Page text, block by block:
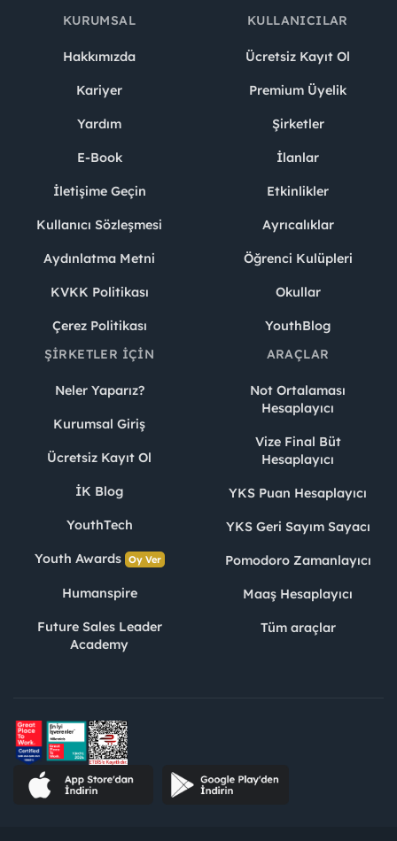
KURUMSAL
Hakkımızda
Kariyer
Yardım
E-Book
İletişime Geçin
Kullanıcı Sözleşmesi
Aydınlatma Metni
KVKK Politikası
Çerez Politikası
KULLANICILAR
Ücretsiz Kayıt Ol
Premium Üyelik
Şirketler
İlanlar
Etkinlikler
Ayrıcalıklar
Öğrenci Kulüpleri
Okullar
YouthBlog
ŞIRKETLER İÇIN
Neler Yaparız?
Kurumsal Giriş
Ücretsiz Kayıt Ol
İK Blog
YouthTech
Youth Awards Oy Ver
Humanspire
Future Sales Leader
Academy
ARAÇLAR
Not Ortalaması
Hesaplayıcı
Vize Final Büt
Hesaplayıcı
YKS Puan Hesaplayıcı
YKS Geri Sayım Sayacı
Pomodoro Zamanlayıcı
Maaş Hesaplayıcı
Tüm araçlar